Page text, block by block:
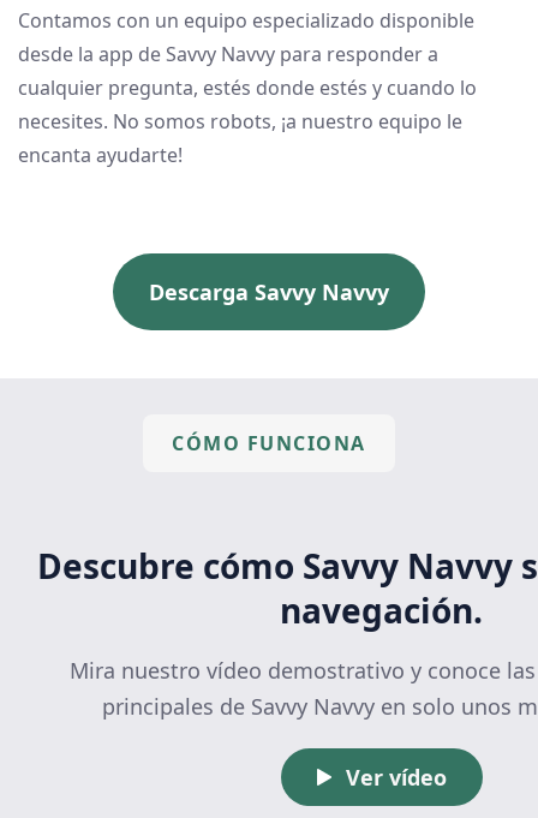
Contamos con un equipo especializado disponible
desde la app de Savvy Navvy para responder a
cualquier pregunta, estés donde estés y cuando lo
necesites. No somos robots, ¡a nuestro equipo le
encanta ayudarte!
Descarga Savvy Navvy
CÓMO FUNCIONA
Descubre cómo Savvy Navvy
navegación.
Mira nuestro vídeo demostrativo y conoce
principales de Savvy Navvy en solo unos
Ver vídeo